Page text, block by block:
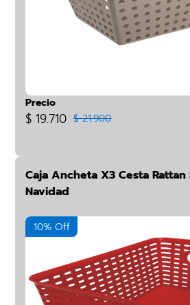
Precio
$ 19.710 $ 21.900
Caja Ancheta X3 Cesta Rattan
Navidad
10% Off